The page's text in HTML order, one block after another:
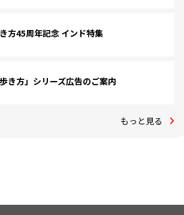
方45周年記念 インド特集
歩き方」シリーズ広告のご案内
もっと見る